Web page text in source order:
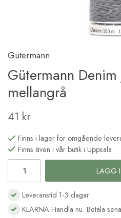
Gütermann
Gütermann
mellangrå
41 kr
Finns i lager för omgående
Finns även i vår butik i Uppsala
LÄGG
Leveranstid 1-3 dagar
KLARNA Handla nu. Betala